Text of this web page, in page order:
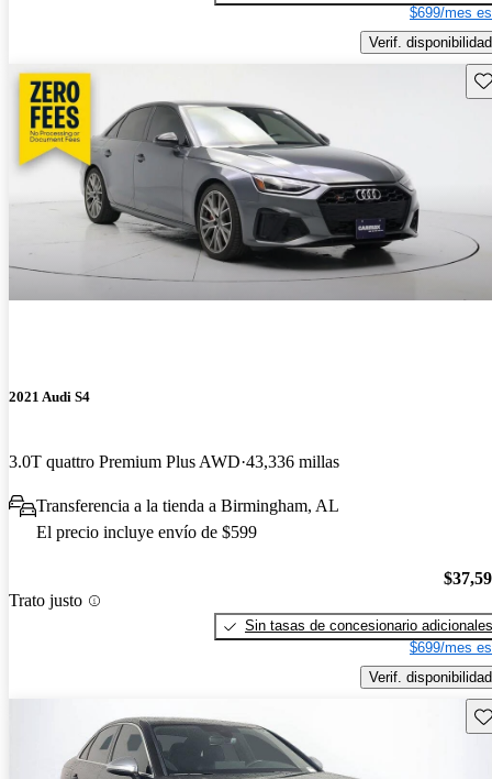
$699/mes
Verif. disponibilidad
2021 Audi S4
3.0T quattro Premium Plus AWD 43,336 millas
Transferencia a la tienda a Birmingham, AL
El precio incluye envío de $599
Trato justo
Sin tasas de concesionario adicionales
$699/mes
Verif. disponibilidad